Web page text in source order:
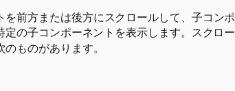
前方または後方にスクロールして、子コンポ
定の子コンポーネントを表示します。 スクロー
ものがあります。